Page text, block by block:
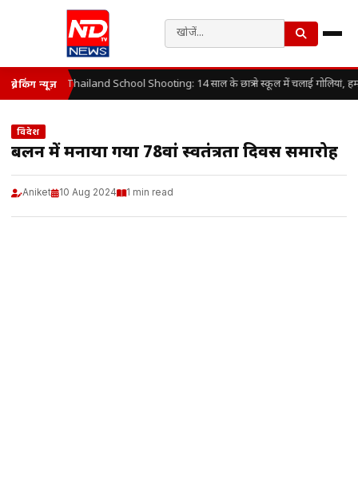
ब्रेकिंग न्यूज़ Thailand School Shooting: 14 साल के छात्र ने स्कूल में चलाई गोलियां,
विदेश
बर्लिन में मनाया गया 78वां स्वतंत्रता दिवस समारोह
Aniket 10 Aug 2024 1 min read